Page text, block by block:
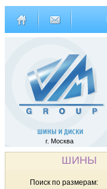
г. Москва
ШИНЫ
Поиск по размерам: